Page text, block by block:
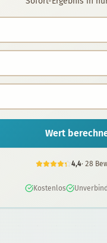
Wert
4,4· 28
Kostenlos